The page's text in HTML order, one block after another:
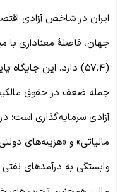
(۵۷.۴) دارد. این
جمله ضعف در حقوق
آزادی سرمایه‌گذاری است؛
مالیاتی» و «هزینه‌های
وابستگی به درآمدهای